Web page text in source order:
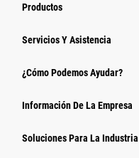
Productos
Servicios Y Asistencia
¿Cómo Podemos Ayudar?
Información De La Empresa
Soluciones Para La Industria